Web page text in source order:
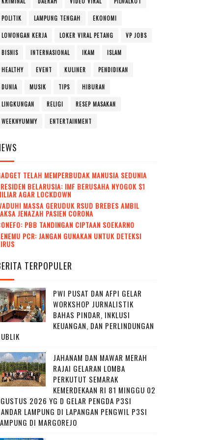
POLITIK LAMPUNG TENGAH EKONOMI
LOWONGAN KERJA LOKER VIRAL PETANG VP JOBS
BISNIS INTERNASIONAL IKAM ISLAM
HEALTHY EVENT KULINER PENDIDIKAN
DUNIA MUSIK TIPS HIBURAN
LINGKUNGAN RELIGI RESEP MASAKAN
WEEKNYUMMY ENTERTAINMENT
TELAH MEMPERBUDAK MANUSIA SEDUNIA
BELARUSIA: IMF BERUSAHA NYOGOK $1
AGAR LOCKDOWN
MASSA GERUDUK RSUD BREBES AMBIL
JENAZAH PASIEN CORONA
PBB TANDINGAN CIPTAAN SOEKARNO
PCR: JANGAN GUNAKAN UNTUK DETEKSI
TERPOPULER
PWI PUSAT DAN AFPI GELAR
WORKSHOP JURNALISTIK
BAHAS PINDAR, INKLUSI
KEUANGAN, DAN PERLINDUNGAN
JAHANAM DAN MAWAR MERAH
RAJAI GELARAN LOMBA
PERKUTUT SEMARAK
KEMERDEKAAN RI 81 MINGGU 02
2026 YG D GELAR PENGDA P3SI
LAMPUNG DI LAPANGAN PENGWIL P3SI
DI MARGOREJO